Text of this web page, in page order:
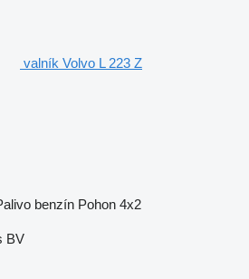
valník Volvo L 223 Z
benzín Pohon 4x2
BV